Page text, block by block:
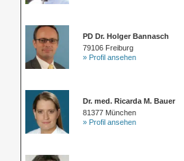
PD Dr. Holger Bannasch
79106 Freiburg
» Profil ansehen
Dr. med. Ricarda M. Bauer
81377 München
» Profil ansehen